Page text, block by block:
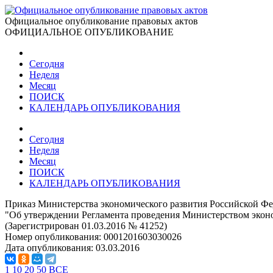
Официальное опубликование правовых актов
ОФИЦИАЛЬНОЕ ОПУБЛИКОВАНИЕ
Сегодня
Неделя
Месяц
ПОИСК
КАЛЕНДАРЬ ОПУБЛИКОВАНИЯ
Сегодня
Неделя
Месяц
ПОИСК
КАЛЕНДАРЬ ОПУБЛИКОВАНИЯ
Приказ Министерства экономического развития Российской
"Об утверждении Регламента проведения Министерством
(Зарегистрирован 01.03.2016 № 41252)
Номер опубликования: 0001201603030026
Дата опубликования: 03.03.2016
1 10 20 50 ВСЕ